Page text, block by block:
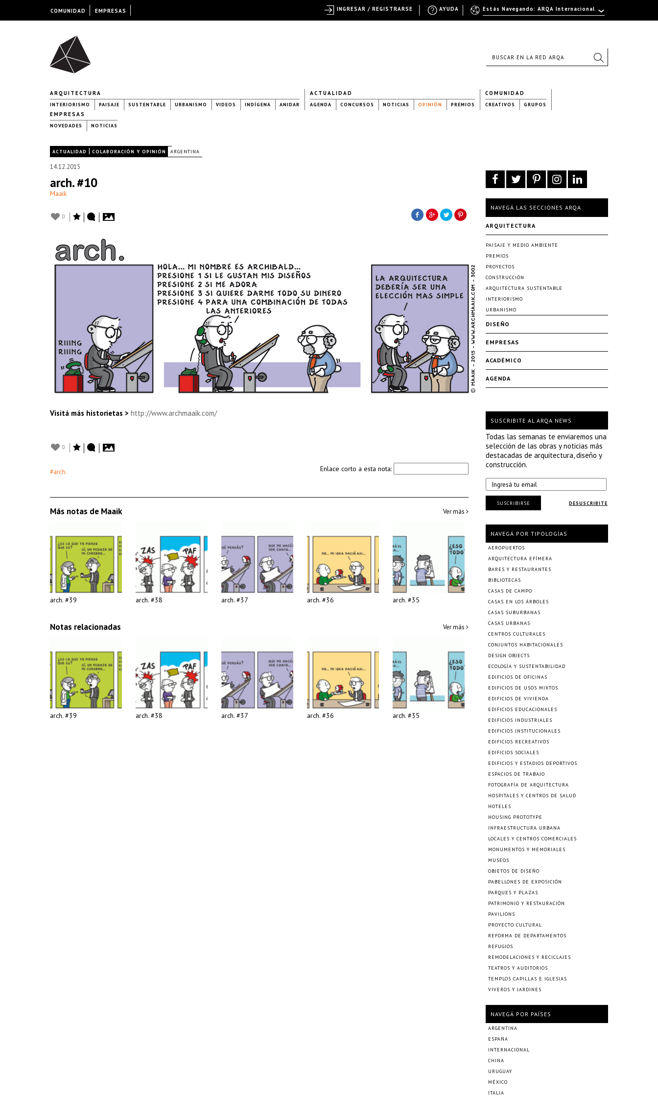
ARQUITECTURA
INTERIORISMO PAISAJE SUSTENTABLE URBANISMO VIDEOS INDÍGENA ANIDAR
ACTUALIDAD
AGENDA CONCURSOS NOTICIAS OPINIÓN PREMIOS
COMUNIDAD
CREATIVOS GRUPOS
EMPRESAS
NOVEDADES NOTICIAS
ACTUALIDAD | COLABORACIÓN Y OPINIÓN ARGENTINA
14.12.2015
arch. #10
Maaik
0
Visitá más historietas > http://www.archmaaik.com/
0
#arch. Enlace corto a esta nota:
Más notas de Maaik Ver más
arch. #39 arch. #38 arch. #37 arch. #36 arch. #35
Notas relacionadas Ver más
arch. #39 arch. #38 arch. #37 arch. #36 arch. #35
NAVEGÁ LAS SECCIONES ARQA
ARQUITECTURA
PAISAJE Y MEDIO AMBIENTE
PREMIOS
PROYECTOS
CONSTRUCCIÓN
ARQUITECTURA SUSTENTABLE
INTERIORISMO
URBANISMO
DISEÑO
EMPRESAS
ACADÉMICO
AGENDA
SUSCRIBITE AL ARQA NEWS
Todas las semanas te enviaremos una
selección de las obras y noticias más
destacadas de arquitectura, diseño y
construcción.
DESUSCRIBITE
SUSCRIBIRSE
NAVEGÁ POR TIPOLOGÍAS
AEROPUERTOS
ARQUITECTURA EFÍMERA
BARES Y RESTAURANTES
BIBLIOTECAS
CASAS DE CAMPO
CASAS EN LOS ÁRBOLES
CASAS SUBURBANAS
CASAS URBANAS
CENTROS CULTURALES
CONJUNTOS HABITACIONALES
DESIGN OBJECTS
ECOLOGÍA Y SUSTENTABILIDAD
EDIFICIOS DE OFICINAS
EDIFICIOS DE USOS MIXTOS
EDIFICIOS DE VIVIENDA
EDIFICIOS EDUCACIONALES
EDIFICIOS INDUSTRIALES
EDIFICIOS INSTITUCIONALES
EDIFICIOS RECREATIVOS
EDIFICIOS SOCIALES
EDIFICIOS Y ESTADIOS DEPORTIVOS
ESPACIOS DE TRABAJO
FOTOGRAFÍA DE ARQUITECTURA
HOSPITALES Y CENTROS DE SALUD
HOTELES
HOUSING PROTOTYPE
INFRAESTRUCTURA URBANA
LOCALES Y CENTROS COMERCIALES
MONUMENTOS Y MEMORIALES
MUSEOS
OBJETOS DE DISEÑO
PABELLONES DE EXPOSICIÓN
PARQUES Y PLAZAS
PATRIMONIO Y RESTAURACIÓN
PAVILIONS
PROYECTO CULTURAL
REFORMA DE DEPARTAMENTOS
REFUGIOS
REMODELACIONES Y RECICLAJES
TEATROS Y AUDITORIOS
TEMPLOS CAPILLAS E IGLESIAS
VIVEROS Y JARDINES
NAVEGÁ POR PAÍSES
ARGENTINA
ESPAÑA
INTERNACIONAL
CHINA
URUGUAY
MÉXICO
ITALIA
COMUNIDAD EMPRESAS Estás Navegando: ARQA Internacional
AYUDA
INGRESAR / REGISTRARSE